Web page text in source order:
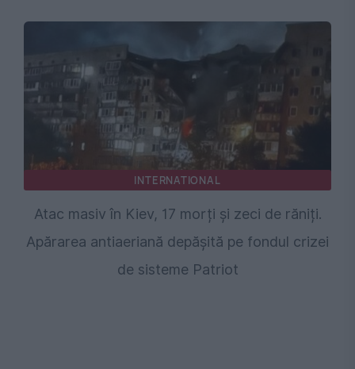
INTERNATIONAL
Atac masiv în Kiev, 17 morți și zeci de răniți.
Apărarea antiaeriană depășită pe fondul crizei
de sisteme Patriot